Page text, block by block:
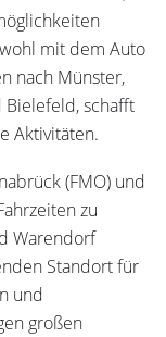
mit dem Auto
nach Münster,
Bielefeld, schafft
Aktivitäten.
(FMO) und
zu
Warendorf
Standort für
und
großen